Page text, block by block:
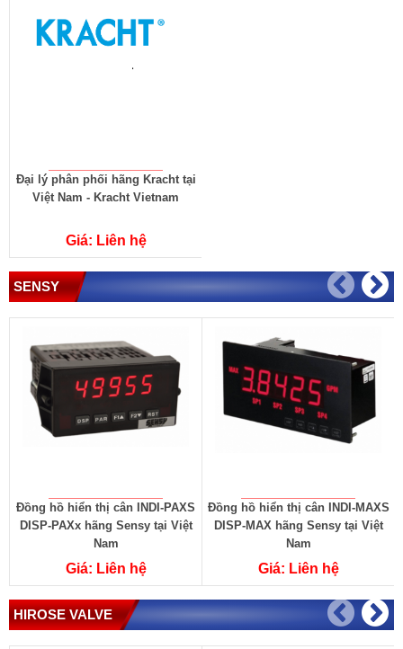
Đại lý phân phối hãng Kracht tại
Việt Nam - Kracht Vietnam
Giá: Liên hệ
SENSY
Đồng hồ hiển thị cân INDI-PAXS
DISP-PAXx hãng Sensy tại Việt
Nam
Giá: Liên hệ
Đồng hồ hiển thị cân INDI-MAXS
DISP-MAX hãng Sensy tại Việt
Nam
Giá: Liên hệ
HIROSE VALVE